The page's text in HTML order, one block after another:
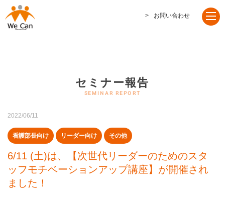
お問い合わせ
セミナー報告
2022/06/11
看護部長向け リーダー向け その他
6/11 (土)は、【次世代リーダーのためのスタ
ッフモチベーションアップ講座】が開催され
ました！